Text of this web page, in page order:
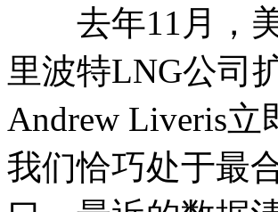
去年11月，美
里波特LNG公司
Andrew Liveris
我们恰巧处于最